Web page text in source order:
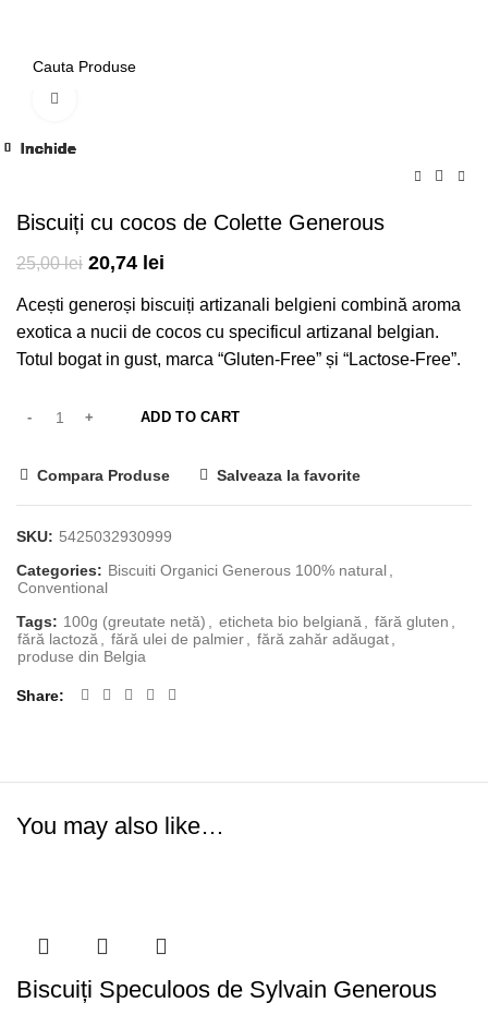
Biscuiți cu cocos de Colette Generous
25,00lei 20,74 lei
Acești generoși biscuiți artizanali belgieni combină aroma
exotica a nucii de cocos cu specificul artizanal belgian.
Totul bogat in gust, marca “Gluten-Free” și “Lactose-Free”.
ADD TO CART
Compara Produse Salveaza la favorite
SKU: 5425032930999
Categories: Biscuiti Organici Generous 100% natural
Conventional
Tags: 100g (greutate netă) eticheta bio belgiană fără gluten
fără lactoză
fără ulei de palmier fără zahăr adăugat
produse din Belgia
Share
You may also like…
Inchide
Biscuiți Speculoos de Sylvain Generous
Inchide
Inchide
Inchide
Inchide
Inchide
Inchide
Inchide
Inchide
Inchide
Inchide
Inchide